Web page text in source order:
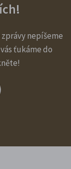
nepíšeme
ťukáme do